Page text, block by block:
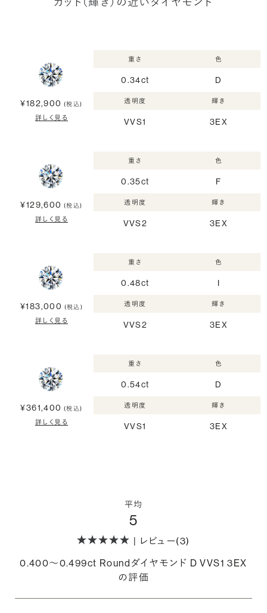
¥182,900 (税込)
詳しく見る
重さ
0.34ct
色
D
透明度
VVS1
輝き
3EX
¥129,600 (税込)
詳しく見る
重さ
0.35ct
色
F
透明度
VVS2
輝き
3EX
¥183,000 (税込)
詳しく見る
重さ
0.48ct
色
I
透明度
VVS2
輝き
3EX
¥361,400 (税込)
詳しく見る
重さ
0.54ct
色
D
透明度
VVS1
輝き
3EX
平均
5
| レビュー(3)
0.400〜0.499ct Roundダイヤモンド D VVS1 3EX
の評価